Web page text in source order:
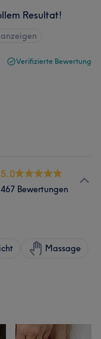
Resultat!
Verifizierte Bewertung
5.0
467 Bewertungen
Massage